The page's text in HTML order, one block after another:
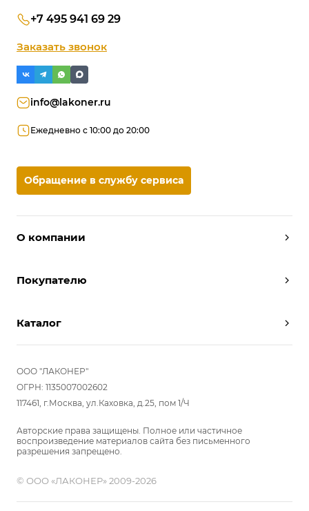
О компании
Условия работы
Отзывы
Вопрос-ответ
Покупателю
Вызвать дизайнера
Реализованные проекты
Комплектуем шкаф-купе
Каталог
Шкафы
Прихожие
Гостиные
Гардеробные
Детские
Кухни
Мебель в ванную
Распродажа
ООО "ЛАКОНЕР"
ОГРН: 1135007002602
117461, г.Москва, ул.Каховка, д.25, пом 1/Ч
Авторские права защищены. Полное или частичное
воспроизведение материалов сайта без письменного
разрешения запрещено.
© ООО «ЛАКОНЕР» 2009-2026
+7 495 941 69 29
Заказать звонок
info@lakoner.ru
Ежедневно с 10:00 до 20:00
Обращение в службу сервиса